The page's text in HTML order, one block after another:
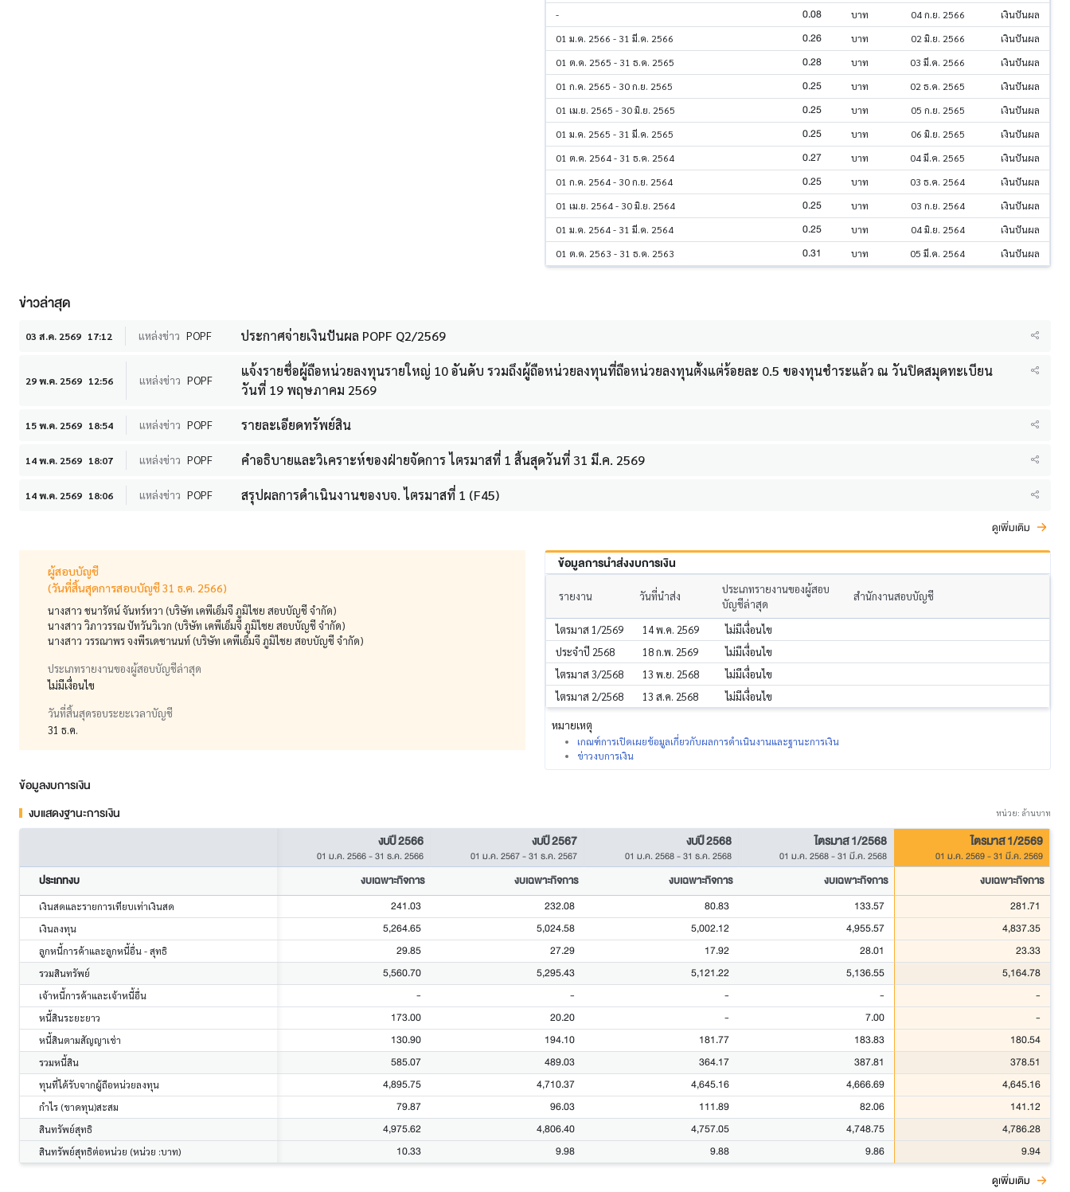
-
0.08 บาท 04 ก.ย. 2566
เงินปันผล
01 ม.ค. 2566 - 31 มี.ค. 2566
0.26 บาท 02 มิ.ย. 2566
เงินปันผล
01 ต.ค. 2565 - 31 ธ.ค. 2565
0.28 บาท 03 มี.ค. 2566
เงินปันผล
01 ก.ค. 2565 - 30 ก.ย. 2565
0.25 บาท 02 ธ.ค. 2565
เงินปันผล
01 เม.ย. 2565 - 30 มิ.ย. 2565
0.25 บาท 05 ก.ย. 2565
เงินปันผล
01 ม.ค. 2565 - 31 มี.ค. 2565
0.25 บาท 06 มิ.ย. 2565
เงินปันผล
01 ต.ค. 2564 - 31 ธ.ค. 2564
0.27 บาท 04 มี.ค. 2565
เงินปันผล
01 ก.ค. 2564 - 30 ก.ย. 2564
0.25 บาท 03 ธ.ค. 2564
เงินปันผล
01 เม.ย. 2564 - 30 มิ.ย. 2564
0.25 บาท 03 ก.ย. 2564
เงินปันผล
01 ม.ค. 2564 - 31 มี.ค. 2564
0.25 บาท 04 มิ.ย. 2564
เงินปันผล
01 ต.ค. 2563 - 31 ธ.ค. 2563
0.31 บาท 05 มี.ค. 2564 เงินปันผล
ข่าวล่าสุด
03 ส.ค. 2569 17:12 แหล่งข่าว POPF ประกาศจ่ายเงินปันผล POPF Q2/2569
29 พ.ค. 2569 12:56 แหล่งข่าว POPF
แจ้งรายชื่อผู้ถือหน่วยลงทุนรายใหญ่ 10 อันดับ รวมถึงผู้ถือหน่วยลงทุนที่ถือหน่วยลงทุนตั้งแต่ร้อยละ 0.5 ของทุนชำระแล้ว ณ วันปิดสมุดทะเบียน
วันที่ 19 พฤษภาคม 2569
15 พ.ค. 2569 18:54 แหล่งข่าว POPF รายละเอียดทรัพย์สิน
14 พ.ค. 2569 18:07 แหล่งข่าว POPF คำอธิบายและวิเคราะห์ของฝ่ายจัดการ ไตรมาสที่ 1 สิ้นสุดวันที่ 31 มี.ค. 2569
14 พ.ค. 2569 18:06 แหล่งข่าว POPF สรุปผลการดำเนินงานของบจ. ไตรมาสที่ 1 (F45)
ดูเพิ่มเติม
ผู้สอบบัญชี
(วันที่สิ้นสุดการสอบบัญชี 31 ธ.ค. 2566)
นางสาว ชนารัตน์ จันทร์หวา (บริษัท เคพีเอ็มจี ภูมิไชย สอบบัญชี จำกัด)
นางสาว วิภาวรรณ ปัทวันวิเวก (บริษัท เคพีเอ็มจี ภูมิไชย สอบบัญชี จำกัด)
นางสาว วรรณาพร จงพีรเดชานนท์ (บริษัท เคพีเอ็มจี ภูมิไชย สอบบัญชี จำกัด)
ประเภทรายงานของผู้สอบบัญชีล่าสุด
ไม่มีเงื่อนไข
วันที่สิ้นสุดรอบระยะเวลาบัญชี
31 ธ.ค.
ข้อมูลการนำส่งงบการเงิน
รายงาน วันที่นำส่ง
ประเภทรายงานของผู้สอบ
บัญชีล่าสุด
สำนักงานสอบบัญชี
ไตรมาส 1/2569 14 พ.ค. 2569
ไม่มีเงื่อนไข
ประจำปี 2568
18 ก.พ. 2569
ไม่มีเงื่อนไข
ไตรมาส 3/2568
13 พ.ย. 2568
ไม่มีเงื่อนไข
ไตรมาส 2/2568
13 ส.ค. 2568 ไม่มีเงื่อนไข
หมายเหตุ
เกณฑ์การเปิดเผยข้อมูลเกี่ยวกับผลการดำเนินงานและฐานะการเงิน
ข่าวงบการเงิน
ข้อมูลงบการเงิน
งบแสดงฐานะการเงิน
หน่วย: ล้านบาท
งบปี 2566
01 ม.ค. 2566-31 ธ.ค. 2566
งบปี 2567
01 ม.ค. 2567-31 ธ.ค. 2567
งบปี 2568
01 ม.ค. 2568-31 ธ.ค. 2568
ไตรมาส 1/2568
01 ม.ค. 2568-31 มี.ค. 2568
ไตรมาส 1/2569
01 ม.ค. 2569-31 มี.ค. 2569
ประเภทงบ งบเฉพาะกิจการ งบเฉพาะกิจการ งบเฉพาะกิจการ งบเฉพาะกิจการ งบเฉพาะกิจการ
เงินสดและรายการเทียบเท่าเงินสด 241.03 232.08 80.83 133.57 281.71
เงินลงทุน 5,264.65 5,024.58 5,002.12 4,955.57 4,837.35
ลูกหนี้การค้าและลูกหนี้อื่น - สุทธิ 29.85 27.29 17.92 28.01 23.33
รวมสินทรัพย์ 5,560.70 5,295.43 5,121.22 5,136.55 5,164.78
เจ้าหนี้การค้าและเจ้าหนี้อื่น - - - - -
หนี้สินระยะยาว 173.00 20.20 - 7.00 -
หนี้สินตามสัญญาเช่า 130.90 194.10 181.77 183.83 180.54
รวมหนี้สิน 585.07 489.03 364.17 387.81 378.51
ทุนที่ได้รับจากผู้ถือหน่วยลงทุน 4,895.75 4,710.37 4,645.16 4,666.69 4,645.16
กำไร (ขาดทุน)สะสม 79.87 96.03 111.89 82.06 141.12
สินทรัพย์สุทธิ 4,975.62 4,806.40 4,757.05 4,748.75 4,786.28
สินทรัพย์สุทธิต่อหน่วย (หน่วย :บาท) 10.33 9.98 9.88 9.86
9.94
ดูเพิ่มเติม